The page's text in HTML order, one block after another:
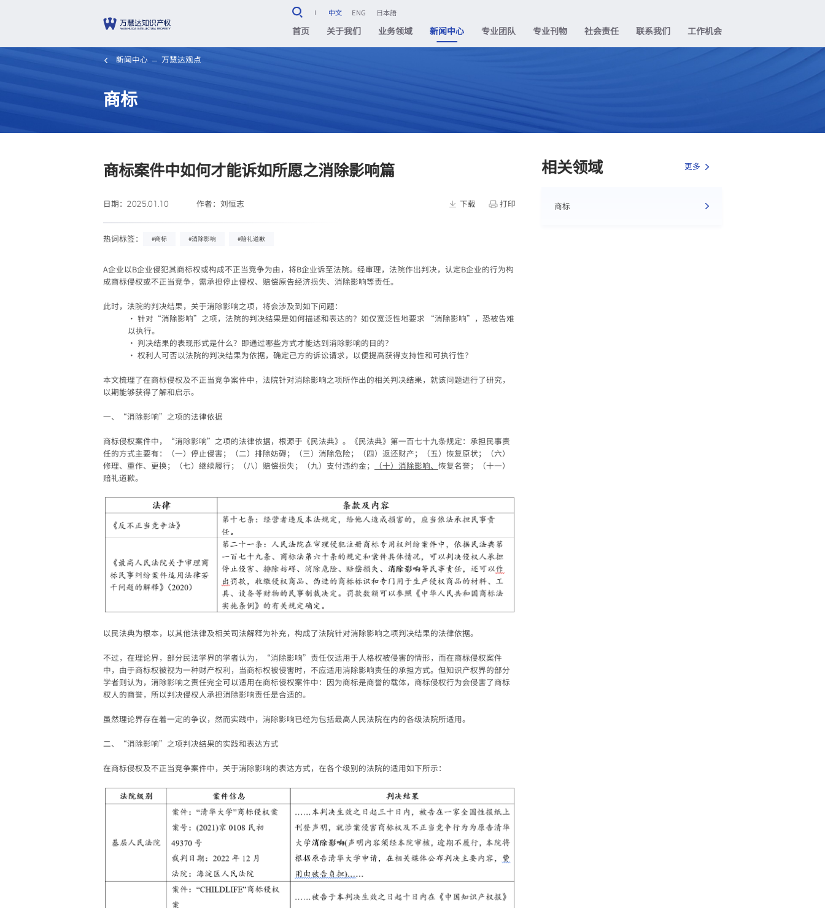
中文 ENG 日本語
首页 关于我们 业务领域 新闻中心 专业团队 专业刊物 社会责任 联系我们 工作机会
新闻中心 万慧达观点
商标
商标案件中如何才能诉如所愿之消除影响篇
日期： 2025.01.10 作者：刘恒志 下载 打印
热词标签： #商标 #消除影响 #赔礼道歉
A企业以B企业侵犯其商标权或构成不正当竞争为由，将B企业诉至法院。经审理，法院作出判决，认定B企业的行为构
成商标侵权或不正当竞争，需承担停止侵权、赔偿原告经济损失、消除影响等责任。
此时，法院的判决结果，关于消除影响之项，将会涉及到如下问题：
• 针对“消除影响”之项，法院的判决结果是如何描述和表达的？如仅宽泛性地要求 “消除影响”，恐被告难
以执行。
• 判决结果的表现形式是什么？即通过哪些方式才能达到消除影响的目的？
• 权利人可否以法院的判决结果为依据，确定己方的诉讼请求，以便提高获得支持性和可执行性？
本文梳理了在商标侵权及不正当竞争案件中，法院针对消除影响之项所作出的相关判决结果，就该问题进行了研究，
以期能够获得了解和启示。
一、 “消除影响” 之项的法律依据
商标侵权案件中，“消除影响”之项的法律依据，根源于《民法典》。《民法典》第一百七十九条规定：承担民事责
任的方式主要有：（一）停止侵害；（二）排除妨碍；（三）消除危险；（四）返还财产；（五）恢复原状；（六）
修理、重作、更换；（七）继续履行；（八）赔偿损失；（九）支付违约金；
（十）消除影响、 恢复名誉；（十一）
赔礼道歉。
以民法典为根本，以其他法律及相关司法解释为补充，构成了法院针对消除影响之项判决结果的法律依据。
不过，在理论界，部分民法学界的学者认为，“消除影响”责任仅适用于人格权被侵害的情形，而在商标侵权案件
中，由于商标权被视为一种财产权利，当商标权被侵害时，不应适用消除影响责任的承担方式。但知识产权界的部分
学者则认为，消除影响之责任完全可以适用在商标侵权案件中：因为商标是商誉的载体，商标侵权行为会侵害了商标
权人的商誉，所以判决侵权人承担消除影响责任是合适的。
虽然理论界存在着一定的争议，然而实践中，消除影响已经为包括最高人民法院在内的各级法院所适用。
二、 “消除影响” 之项判决结果的实践和表达方式
在商标侵权及不正当竞争案件中，关于消除影响的表达方式，在各个级别的法院的适用如下所示：
相关领域 更多
商标